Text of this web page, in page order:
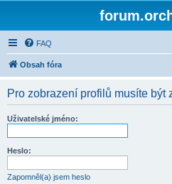
FAQ
Obsah fóra
Pro zobrazení profilů musíte být
Uživatelské jméno:
Heslo:
Zapomněl(a) jsem heslo